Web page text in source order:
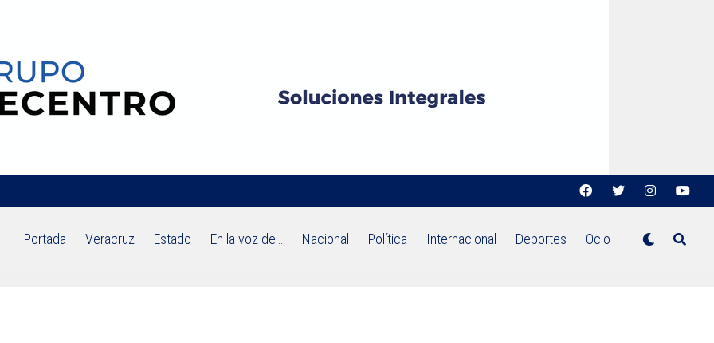
Portada Veracruz Estado En la voz de… Nacional Política Internacional Deportes Ocio